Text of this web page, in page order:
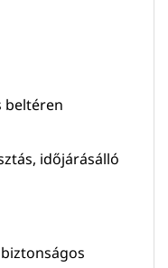
beltéren
időjárásálló